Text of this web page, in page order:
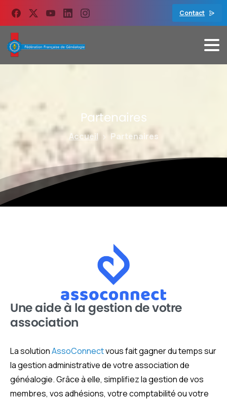
principal
Contact
Partenaires
Accueil Partenaires
Une aide à la gestion de votre
association
La solutionAssoConnectvous fait gagner du temps sur
la gestion administrative de votre association de
généalogie. Grâce à elle, simplifiez la gestion de vos
membres, vos adhésions, votre comptabilité ou votre